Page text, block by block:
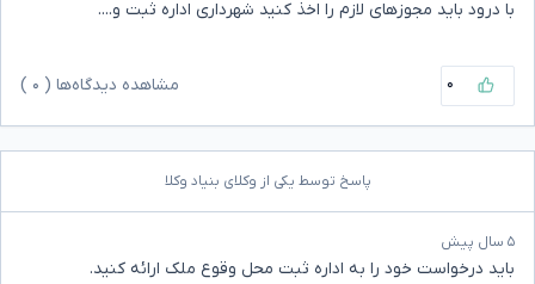
با درود باید مجوزهای لازم را اخذ کنید شهرداری اداره ثبت و....
۰ مشاهده دیدگاه‌ها ( ۰
پاسخ توسط یکی از وکلای بنیاد وکلا
۵ سال پیش
باید درخواست خود را به اداره ثبت محل وقوع ملک ارائه کنید.